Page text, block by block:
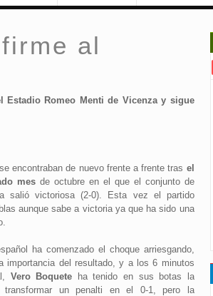
al
Estadio Romeo Menti de Vicenza y sigue
encontraban de nuevo frente a frente tras el
mes de octubre en el que el conjunto de
salió victoriosa (2-0). Esta vez el partido
aunque sabe a victoria ya que ha sido una
ha comenzado el choque arriesgando,
importancia del resultado, y a los 6 minutos
Vero Boquete ha tenido en sus botas la
transformar un penalti en el 0-1, pero la